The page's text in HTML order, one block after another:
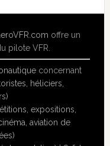
offre un
pilote VFR.
concernant
héliciers,
expositions,
aviation de